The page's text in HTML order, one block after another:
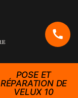
POSE ET
RÉPARATION DE
VELUX 10